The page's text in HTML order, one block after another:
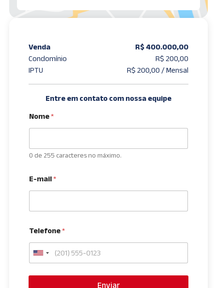
Venda
R$ 400.000,00
Condomínio
R$ 200,00
IPTU
R$ 200,00 / Mensal
Entre em contato com nossa equipe
Nome*
0 de 255 caracteres no máximo.
E-mail*
Telefone*
U
Enviar